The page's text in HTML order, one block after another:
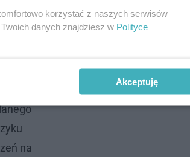
na
korzystać z naszych serwisów
danych znajdziesz w Polityce
Akceptuję